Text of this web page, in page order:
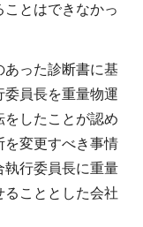
とはできなかっ
った診断書に基
員長を重量物運
したことが認め
を変更すべき事情
執行委員長に重量
こととした会社